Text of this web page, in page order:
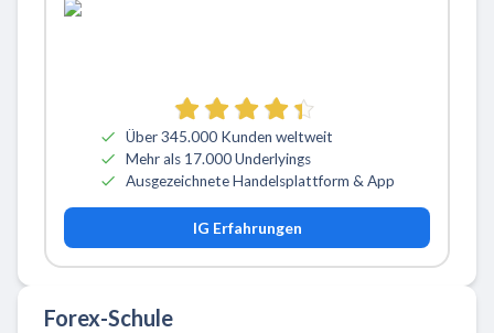
Über 345.000 Kunden weltweit
Mehr als 17.000 Underlyings
Ausgezeichnete Handelsplattform & App
IG Erfahrungen
Forex-Schule